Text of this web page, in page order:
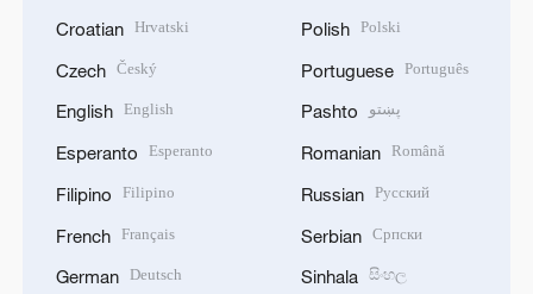
Croatian Hrvatski
Czech Český
English English
Esperanto Esperanto
Filipino Filipino
French Français
German Deutsch
Polish Polski
Portuguese Português
Pashto پښتو
Romanian Română
Russian Русский
Serbian Српски
Sinhala සිංහල